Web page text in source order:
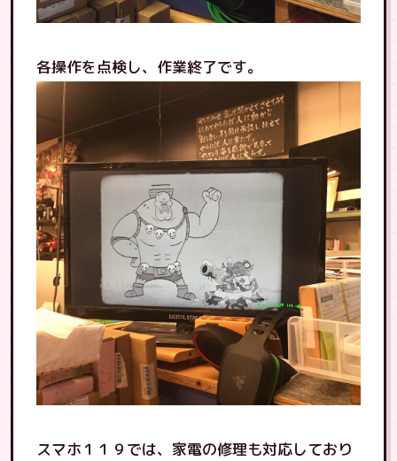
各操作を点検し、作業終了です。
スマホ１１９では、家電の修理も対応しており